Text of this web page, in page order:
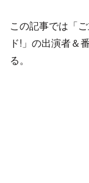
この記事では「
ド!」の出演者＆
る。